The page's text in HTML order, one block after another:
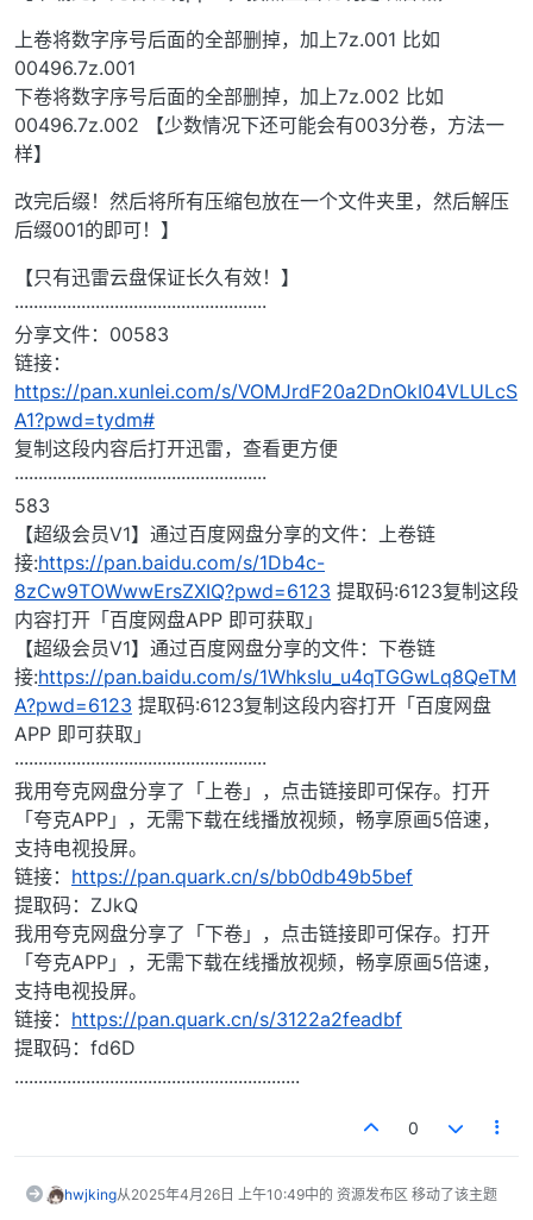
上卷将数字序号后面的全部删掉，加上7z.001 比如
00496.7z.001
下卷将数字序号后面的全部删掉，加上7z.002 比如
00496.7z.002 【少数情况下还可能会有003分卷，方法一
样】
改完后缀！然后将所有压缩包放在一个文件夹里，然后解压
后缀001的即可！】
【只有迅雷云盘保证长久有效！】
·····················································
分享文件：00583
链接：
https://pan.xunlei.com/s/VOMJrdF20a2DnOkI04VLULcS
A1?pwd=tydm#
复制这段内容后打开迅雷，查看更方便
·····················································
583
【超级会员V1】通过百度网盘分享的文件：上卷链
接:https://pan.baidu.com/s/1Db4c-
8zCw9TOWwwErsZXIQ?pwd=6123 提取码:6123复制这段
内容打开「百度网盘APP 即可获取」
【超级会员V1】通过百度网盘分享的文件：下卷链
接:https://pan.baidu.com/s/1WhksIu_u4qTGGwLq8QeTM
A?pwd=6123 提取码:6123复制这段内容打开「百度网盘
APP 即可获取」
·····················································
我用夸克网盘分享了「上卷」，点击链接即可保存。打开
「夸克APP」，无需下载在线播放视频，畅享原画5倍速，
支持电视投屏。
链接： https://pan.quark.cn/s/bb0db49b5bef
提取码：ZJkQ
我用夸克网盘分享了「下卷」，点击链接即可保存。打开
「夸克APP」，无需下载在线播放视频，畅享原画5倍速，
支持电视投屏。
链接： https://pan.quark.cn/s/3122a2feadbf
提取码：fd6D
............................................................
0
hwjking从2025年4月26日 上午10:49中的 资源发布区 移动了该主题